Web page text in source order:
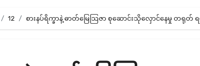
12 စားနပ်ရိက္ခာနဲ့ ဓာတ်မြေသြဇာ စုဆောင်းသိုလှောင်နေမှု